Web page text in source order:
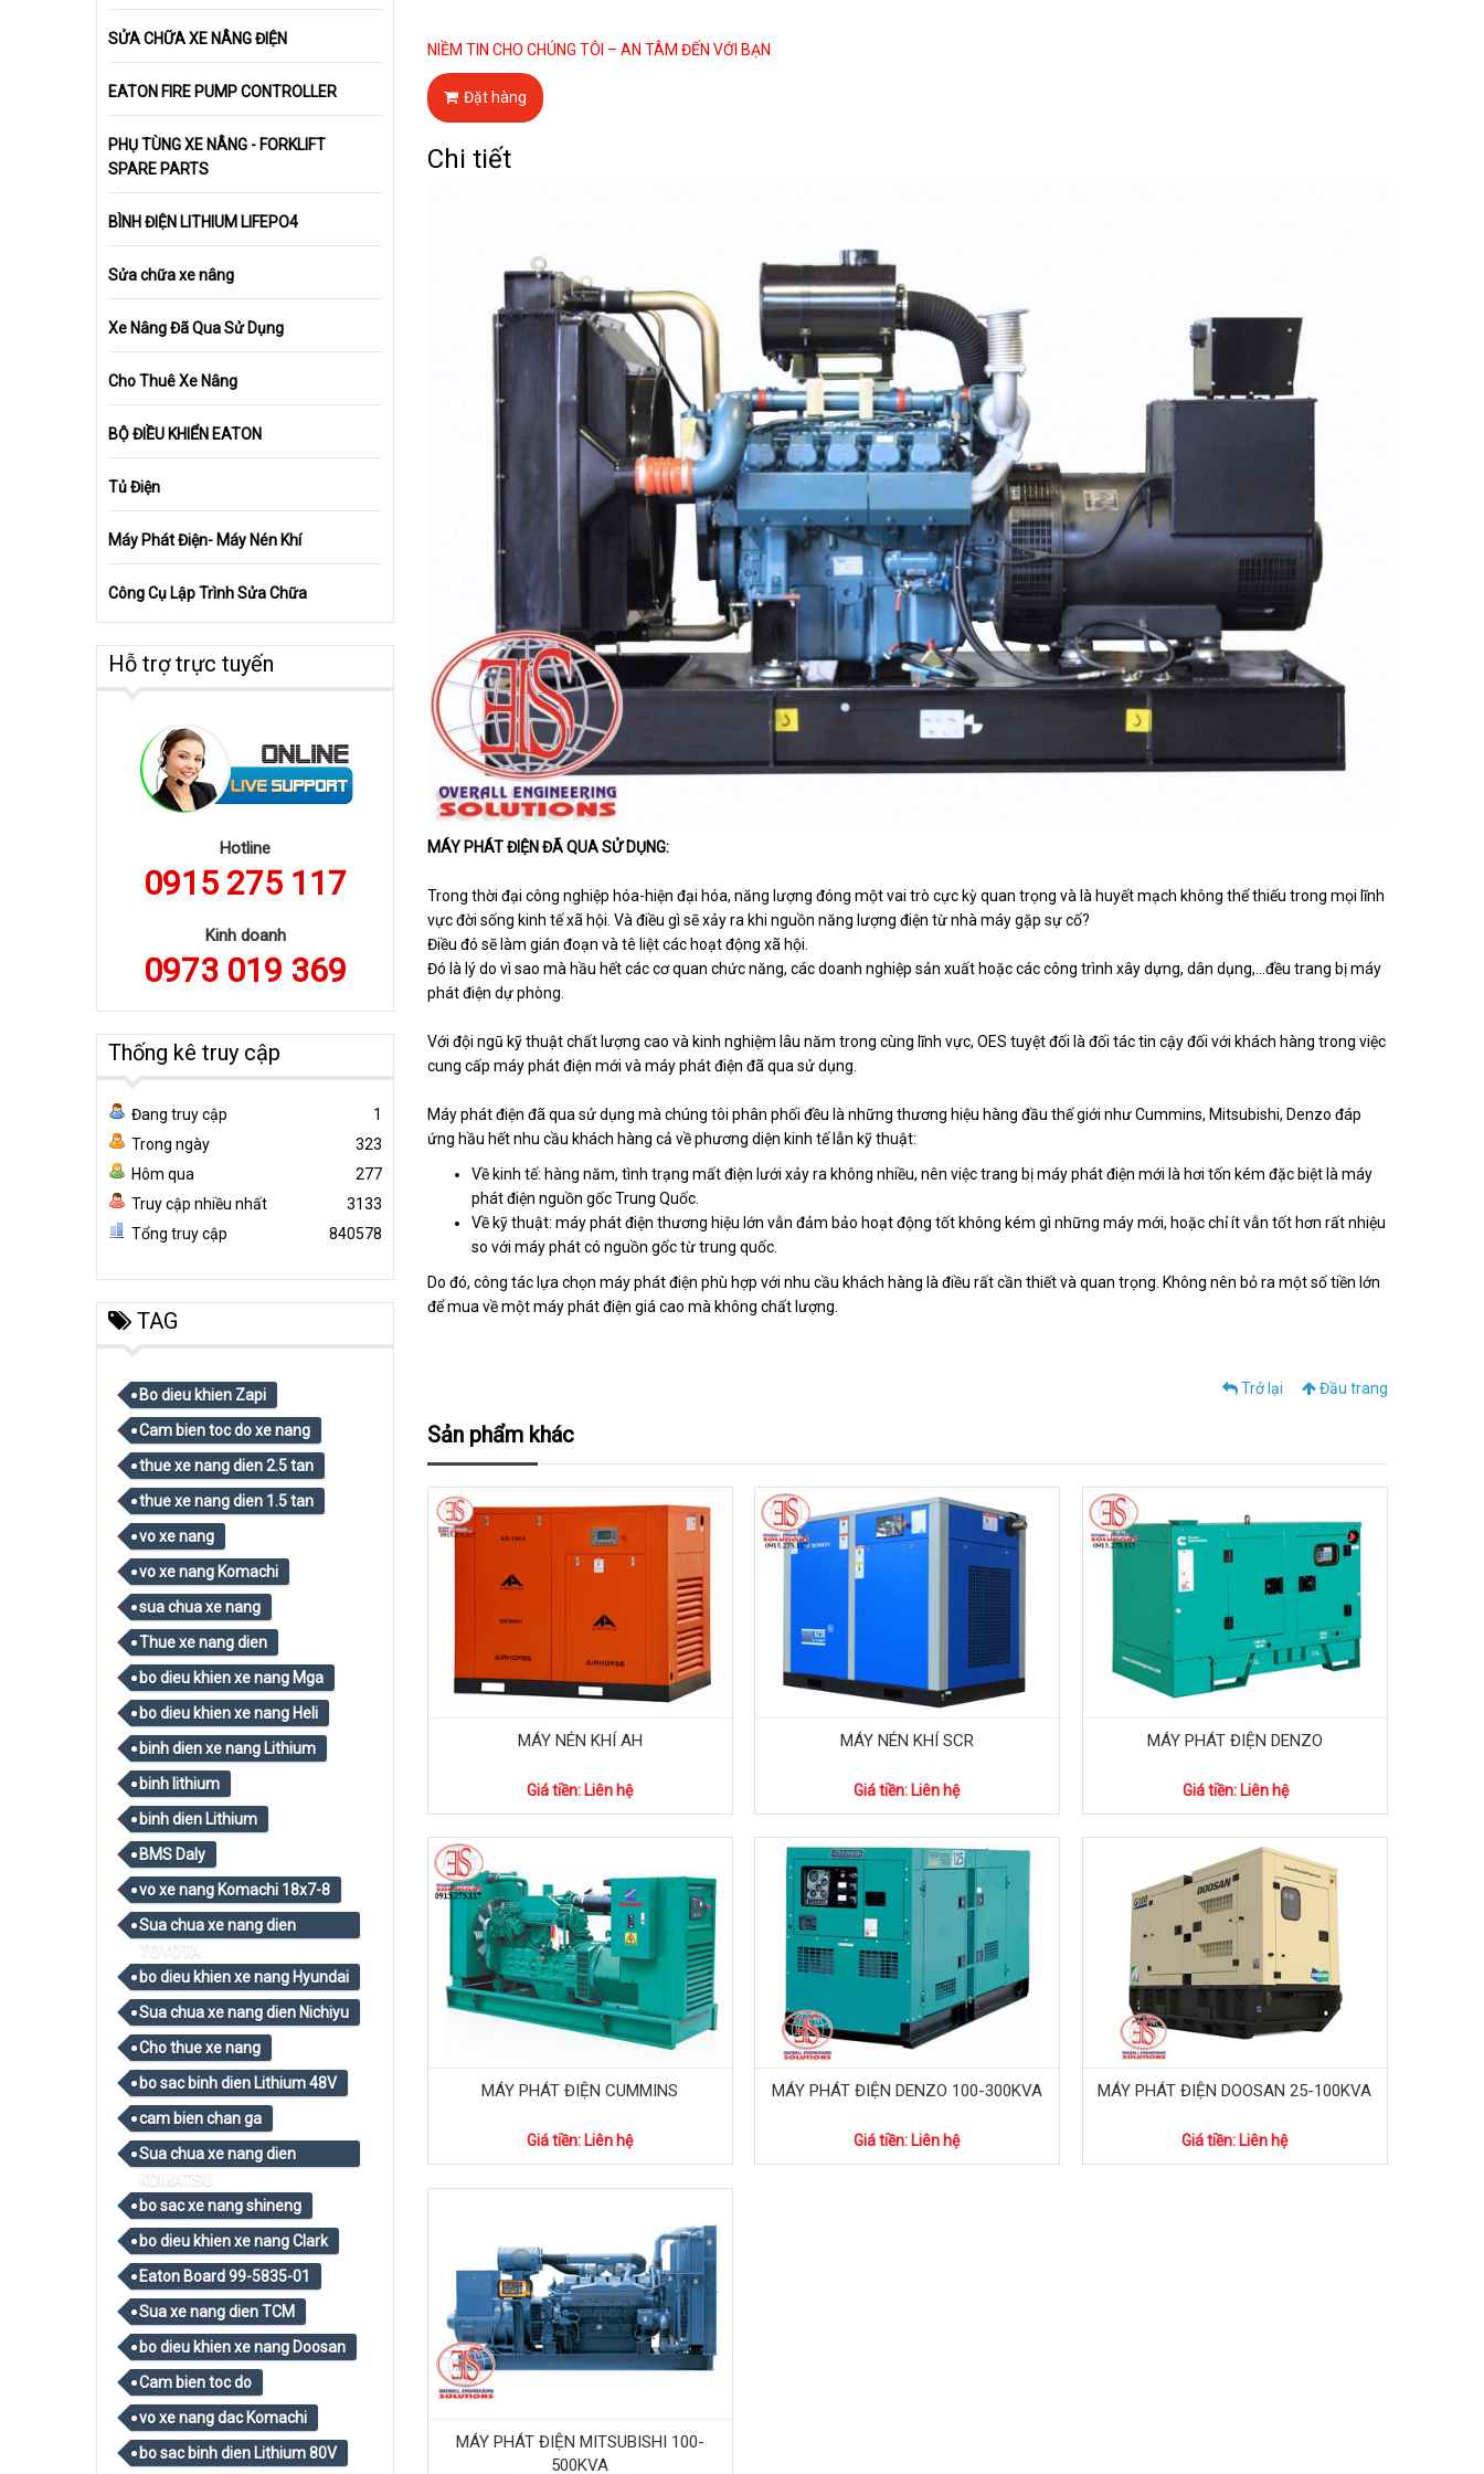
NIỀM TIN CHO CHÚNG TÔI – AN TÂM ĐẾN VỚI BẠN
Đặt hàng
Chi tiết
MÁY PHÁT ĐIỆN ĐÃ QUA SỬ DỤNG:
Trong thời đại công nghiệp hóa-hiện đại hóa, năng lượng đóng một vai trò cực kỳ quan trọng và là huyết mạch không thể thiếu trong mọi lĩnh
vực đời sống kinh tế xã hội. Và điều gì sẽ xảy ra khi nguồn năng lượng điện từ nhà máy gặp sự cố?
Điều đó sẽ làm gián đoạn và tê liệt các hoạt động xã hội.
Đó là lý do vì sao mà hầu hết các cơ quan chức năng, các doanh nghiệp sản xuất hoặc các công trình xây dựng, dân dụng,…đều trang bị máy
phát điện dự phòng.
Với đội ngũ kỹ thuật chất lượng cao và kinh nghiệm lâu năm trong cùng lĩnh vực, OES tuyệt đối là đối tác tin cậy đối với khách hàng trong việc
cung cấp máy phát điện mới và máy phát điện đã qua sử dụng.
Máy phát điện đã qua sử dụng mà chúng tôi phân phối đều là những thương hiệu hàng đầu thế giới như Cummins, Mitsubishi, Denzo đáp
ứng hầu hết nhu cầu khách hàng cả về phương diện kinh tế lẫn kỹ thuật:
Về kinh tế: hàng năm, tình trạng mất điện lưới xảy ra không nhiều, nên việc trang bị máy phát điện mới là hơi tốn kém đặc biệt là máy
phát điện nguồn gốc Trung Quốc.
Về kỹ thuật: máy phát điện thương hiệu lớn vẫn đảm bảo hoạt động tốt không kém gì những máy mới, hoặc chỉ ít vẫn tốt hơn rất nhiệu
so với máy phát có nguồn gốc từ trung quốc.
Do đó, công tác lựa chọn máy phát điện phù hợp với nhu cầu khách hàng là điều rất cần thiết và quan trọng. Không nên bỏ ra một số tiền lớn
để mua về một máy phát điện giá cao mà không chất lượng.
Trở lại Đầu trang
Sản phẩm khác
MÁY NÉN KHÍ AH
Giá tiền: Liên hệ
MÁY NÉN KHÍ SCR
Giá tiền: Liên hệ
MÁY PHÁT ĐIỆN DENZO
Giá tiền: Liên hệ
MÁY PHÁT ĐIỆN CUMMINS
Giá tiền: Liên hệ
MÁY PHÁT ĐIỆN DENZO 100-300KVA
Giá tiền: Liên hệ
MÁY PHÁT ĐIỆN DOOSAN 25-100KVA
Giá tiền: Liên hệ
MÁY PHÁT ĐIỆN MITSUBISHI 100-
500KVA
SỬA CHỮA XE NÂNG ĐIỆN
EATON FIRE PUMP CONTROLLER
PHỤ TÙNG XE NÂNG - FORKLIFT
SPARE PARTS
BÌNH ĐIỆN LITHIUM LIFEPO4
Sửa chữa xe nâng
Xe Nâng Đã Qua Sử Dụng
Cho Thuê Xe Nâng
BỘ ĐIỀU KHIỂN EATON
Tủ Điện
Máy Phát Điện- Máy Nén Khí
Công Cụ Lập Trình Sửa Chữa
Hỗ trợ trực tuyến
Hotline
0915 275 117
Kinh doanh
0973 019 369
Thống kê truy cập
Đang truy cập
1
Trong ngày
323
Hôm qua
277
Truy cập nhiều nhất
3133
Tổng truy cập
840578
TAG
Bo dieu khien Zapi
Cam bien toc do xe nang
thue xe nang dien 2.5 tan
thue xe nang dien 1.5 tan
vo xe nang
vo xe nang Komachi
sua chua xe nang
Thue xe nang dien
bo dieu khien xe nang Mga
bo dieu khien xe nang Heli
binh dien xe nang Lithium
binh lithium
binh dien Lithium
BMS Daly
vo xe nang Komachi 18x7-8
Sua chua xe nang dien
TOYOTA
bo dieu khien xe nang Hyundai
Sua chua xe nang dien Nichiyu
Cho thue xe nang
bo sac binh dien Lithium 48V
cam bien chan ga
Sua chua xe nang dien
KOMATSU
bo sac xe nang shineng
bo dieu khien xe nang Clark
Eaton Board 99-5835-01
Sua xe nang dien TCM
bo dieu khien xe nang Doosan
Cam bien toc do
vo xe nang dac Komachi
bo sac binh dien Lithium 80V